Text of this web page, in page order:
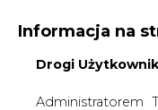
WYDAWCA
Informacja na
Drogi
Administratorem